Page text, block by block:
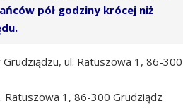
pół godziny krócej niż
ul. Ratuszowa 1, 86-300
Ratuszowa 1, 86-300 Grudziądz